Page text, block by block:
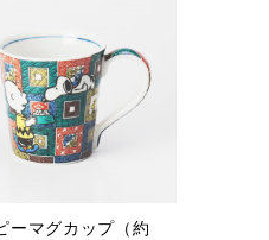
ーマグカップ（約